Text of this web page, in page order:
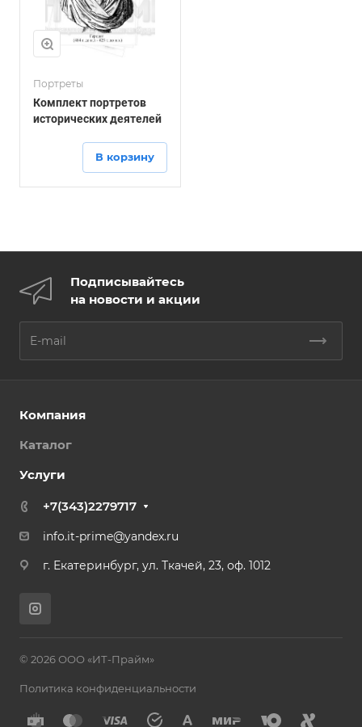
Портреты
Комплект портретов
исторических деятелей
В корзину
Подписывайтесь
на новости и акции
Компания
Каталог
Услуги
+7(343)2279717
info.it-prime@yandex.ru
г. Екатеринбург, ул. Ткачей, 23, оф. 1012
© 2026 ООО «ИТ-Прайм»
Политика конфиденциальности